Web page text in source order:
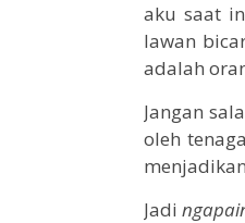
aku saat
lawan
adalah
Jangan
oleh
Jadi